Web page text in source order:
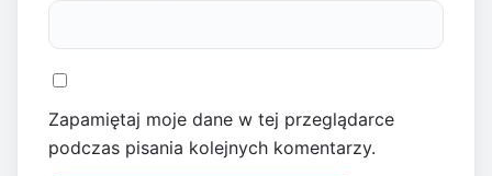
Zapamiętaj moje dane w tej przeglądarce
podczas pisania kolejnych komentarzy.